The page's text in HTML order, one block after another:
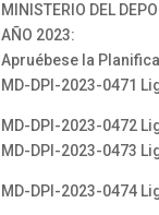
MINISTERIO DEL
AÑO 2023:
Apruébese la
MD-DPI-2023-0471
MD-DPI-2023-0472
MD-DPI-2023-0473
MD-DPI-2023-0474